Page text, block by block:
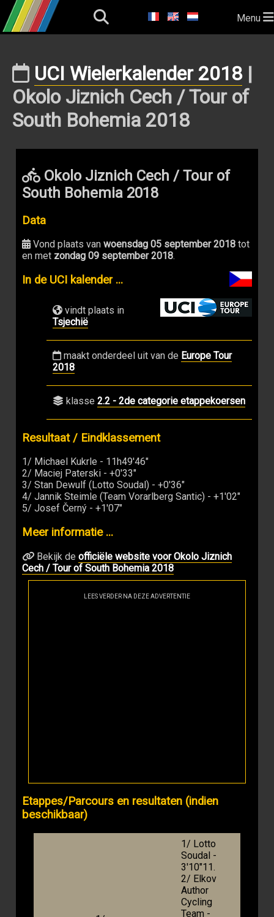
Menu
UCI Wielerkalender 2018|
Okolo Jiznich Cech / Tour of
South Bohemia 2018
Okolo Jiznich Cech / Tour of
South Bohemia 2018
Data
Vond plaats van woensdag 05 september 2018 tot
en met zondag 09 september 2018.
In de UCI kalender ...
vindt plaats in
Tsjechië
maakt onderdeel uit van de Europe Tour
2018
klasse 2.2 - 2de categorie etappekoersen
Resultaat / Eindklassement
1/ Michael Kukrle - 11h49'46"
2/ Maciej Paterski - +0'33"
3/ Stan Dewulf (Lotto Soudal) - +0'36"
4/ Jannik Steimle (Team Vorarlberg Santic) - +1'02"
5/ Josef Černý - +1'07"
Meer informatie ...
Bekijk de officiële website voor Okolo Jiznich
Cech / Tour of South Bohemia 2018
LEES VERDER NA DEZE ADVERTENTIE
Etappes/Parcours en resultaten (indien
beschikbaar)
1/ Lotto
Soudal -
3'10"11.
2/ Elkov
Author
Cycling
Team -